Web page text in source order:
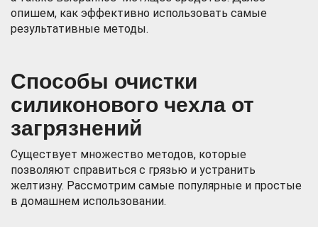
опишем, как эффективно использовать самые
результативные методы.
Способы очистки
силиконового чехла от
загрязнений
Существует множество методов, которые
позволяют справиться с грязью и устранить
желтизну. Рассмотрим самые популярные и простые
в домашнем использовании.